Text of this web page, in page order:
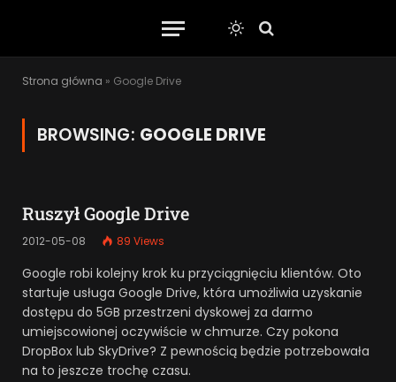
Strona główna » Google Drive
BROWSING: GOOGLE DRIVE
Ruszył Google Drive
2012-05-08 89 Views
Google robi kolejny krok ku przyciągnięciu klientów. Oto
startuje usługa Google Drive, która umożliwia uzyskanie
dostępu do 5GB przestrzeni dyskowej za darmo
umiejscowionej oczywiście w chmurze. Czy pokona
DropBox lub SkyDrive? Z pewnością będzie potrzebowała
na to jeszcze trochę czasu.